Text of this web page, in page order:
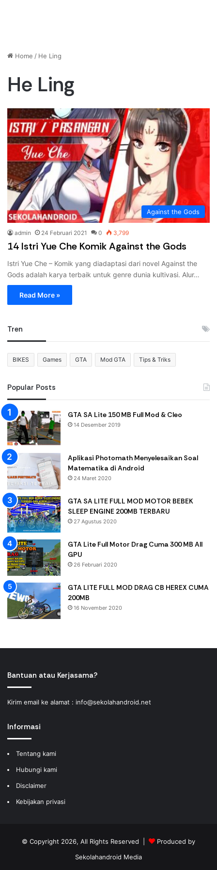
Home / He Ling
He Ling
Against the Gods
admin 24 Februari 2021 0 3,799
14 Istri Yue Che Komik Against the Gods
Istri Yue Che – Komik yang diadaptasi dari novel Against the
Gods adalah karya terbaik untuk genre dunia kultivasi. Alur…
Read More »
Tren
BIKES Games GTA Mod GTA Tips & Triks
Popular Posts
GTA SA Lite 150 MB Full Mod & Cleo
14 Desember 2019
Aplikasi Photomath Menyelesaikan Soal
Matematika di Android
24 Maret 2020
GTA SA LITE FULL MOD MOTOR BEBEK
SLEEP ENGINE 200MB TERBARU
27 Agustus 2020
GTA Lite Full Motor Drag Cuma 300 MB All
GPU
26 Februari 2020
GTA LITE FULL MOD DRAG CB HEREX CUMA
200MB
16 November 2020
Bantuan atau Kerjasama?
Kirim email ke alamat : info@sekolahandroid.net
Informasi
Tentang kami
Hubungi kami
Disclaimer
Kebijakan privasi
© Copyright 2026, All Rights Reserved |
Produced by
Sekolahandroid Media